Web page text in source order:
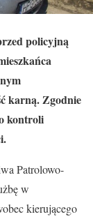
policyjną
karną. Zgodnie
kontroli
Patrolowo-
w
kierującego